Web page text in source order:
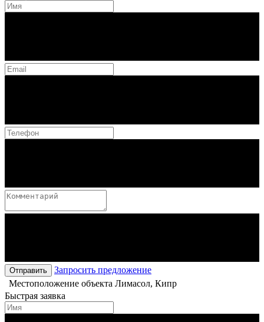
Отправить
Запросить предложение
Местоположение объекта Лимасол, Кипр
Быстрая заявка